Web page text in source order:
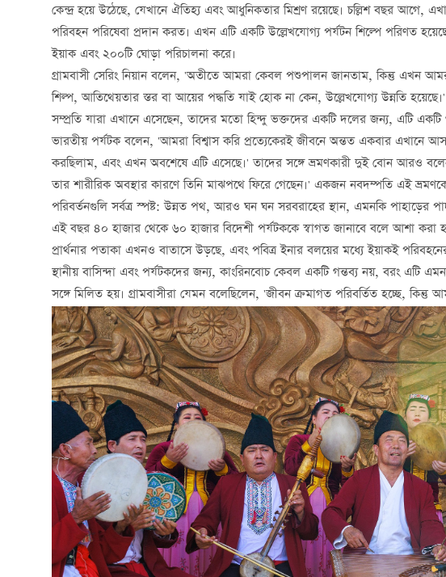
কেন্দ্র হয়ে উঠেছে, যেখানে ঐতিহ্য এবং আধুনিকতার মিশ্রণ রয়েছে। চল্লিশ বছর আগে,
পরিবহন পরিষেবা প্রদান করত। এখন এটি একটি উল্লেখযোগ্য পর্যটন শিল্পে পরিণত
ইয়াক এবং ২০০টি ঘোড়া পরিচালনা করে।
গ্রামবাসী সেরিং নিয়ান বলেন, 'অতীতে আমরা কেবল পশুপালন জানতাম, কিন্তু এখন
শিল্প, আতিথেয়তার স্তর বা আয়ের পদ্ধতি যাই হোক না কেন, উল্লেখযোগ্য উন্নতি হয়েছে।'
সম্প্রতি যারা এখানে এসেছেন, তাদের মতো হিন্দু ভক্তদের একটি দলের জন্য, এটি একটি
ভারতীয় পর্যটক বলেন, 'আমরা বিশ্বাস করি প্রত্যেকেরই জীবনে অন্তত একবার এখানে
করছিলাম, এবং এখন অবশেষে এটি এসেছে।' তাদের সঙ্গে ভ্রমণকারী দুই বোন আরও
তার শারীরিক অবস্থার কারণে তিনি মাঝপথে ফিরে গেছেন।' একজন নবদম্পতি এই ভ্রমণকে
পরিবর্তনগুলি সর্বত্র স্পষ্ট: উন্নত পথ, আরও ঘন ঘন সরবরাহের স্থান, এমনকি পাহাড়ের
এই বছর ৪০ হাজার থেকে ৬০ হাজার বিদেশী পর্যটককে স্বাগত জানাবে বলে আশা করা
প্রার্থনার পতাকা এখনও বাতাসে উড়ছে, এবং পবিত্র ইনার বলয়ের মধ্যে ইয়াকই
স্থানীয় বাসিন্দা এবং পর্যটকদের জন্য, কাংরিনবোচ কেবল একটি গন্তব্য নয়, বরং এটি
সঙ্গে মিলিত হয়। গ্রামবাসীরা যেমন বলেছিলেন, 'জীবন ক্রমাগত পরিবর্তিত হচ্ছে, কিন্তু